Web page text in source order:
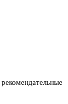
рекомендательные